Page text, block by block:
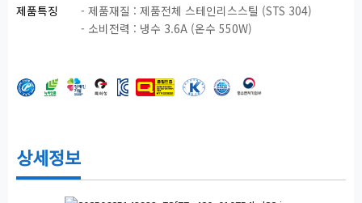
제품특징
- 제품재질 : 제품전체 스테인리스스틸 (STS 304)
- 소비전력 : 냉수 3.6A (온수 550W)
상세정보